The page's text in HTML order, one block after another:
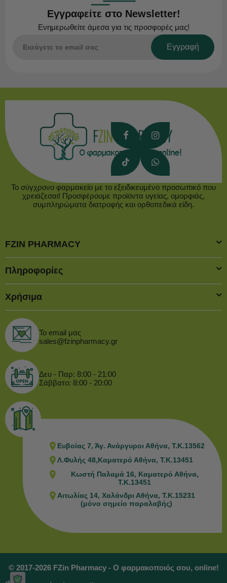
Εγγραφείτε στο Newsletter!
Ενημερωθείτε άμεσα για τις προσφορές μας!
Εγγραφή
Το σύγχρονο φαρμακείο με το εξειδικευμένο προσωπικό που
χρειάζεσαι! Προσφέρουμε προϊόντα υγείας, ομορφιάς,
συμπληρώματα διατροφής και ορθοπεδικά είδη.
FZIN PHARMACY
Πληροφορίες
Χρήσιμα
Το email μας
sales@fzinpharmacy.gr
Δευ - Παρ: 8:00 - 21:00
Σάββατο: 8:00 - 20:00
Ευβοίας 7, Άγ. Ανάργυροι Αθήνα, Τ.Κ.13562
Λ.Φυλής 48,Καματερό Αθήνα, Τ.Κ.13451
Κωστή Παλαμά 16, Καματερό Αθήνα,
Τ.Κ.13451
Αιτωλίας 14, Χαλάνδρι Αθήνα, Τ.Κ.15231
(μόνο σημείο παραλαβής)
© 2017-2026 FZin Pharmacy - Ο φαρμακοποιός σου, online!